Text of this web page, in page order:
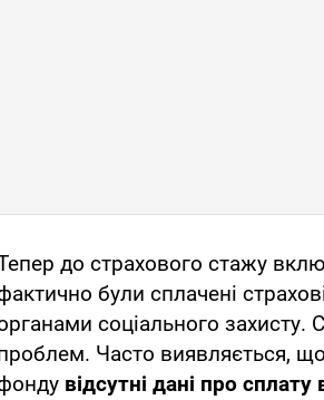
до страхового стажу
були сплачені
соціального захисту.
Часто виявляється,
відсутні дані про сплату